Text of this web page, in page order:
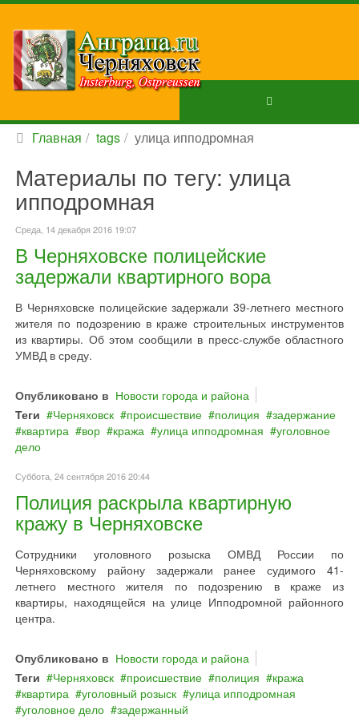
Главная tags улица ипподромная
Материалы по тегу: улица
ипподромная
Среда, 14 декабря 2016 19:07
В Черняховске полицейские
задержали квартирного вора
В Черняховске полицейские задержали 39-летнего местного
жителя по подозрению в краже строительных инструментов
из квартиры. Об этом сообщили в пресс-службе областного
УМВД в среду.
Опубликовано в Новости города и района
Теги
Черняховск происшествие полиция
задержание
квартира
вор кража улица ипподромная
уголовное
дело
Суббота, 24 сентября 2016 20:44
Полиция раскрыла квартирную
кражу в Черняховске
Сотрудники уголовного розыска ОМВД России по
Черняховскому району задержали ранее судимого 41-
летнего местного жителя по подозрению в краже из
квартиры, находящейся на улице Ипподромной районного
центра.
Опубликовано в Новости города и района
Теги
Черняховск происшествие полиция
кража
квартира
уголовный розыск
улица ипподромная
уголовное дело
задержанный